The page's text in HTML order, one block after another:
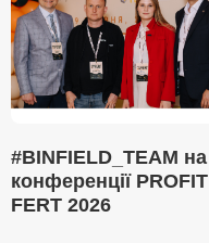
#BINFIELD_TEAM на
конференції PROFIT
FERT 2026